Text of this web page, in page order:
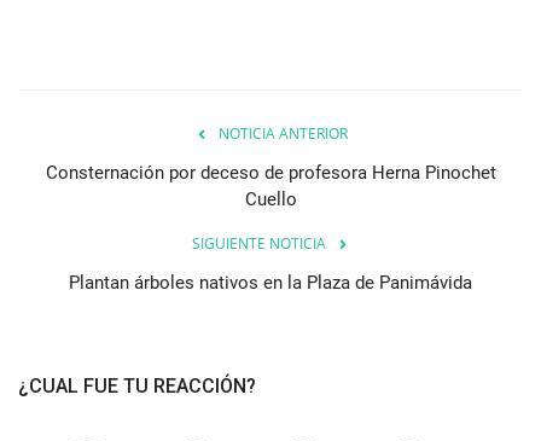
NOTICIA ANTERIOR
Consternación por deceso de profesora Herna Pinochet
Cuello
SIGUIENTE NOTICIA
Plantan árboles nativos en la Plaza de Panimávida
¿CUAL FUE TU REACCIÓN?